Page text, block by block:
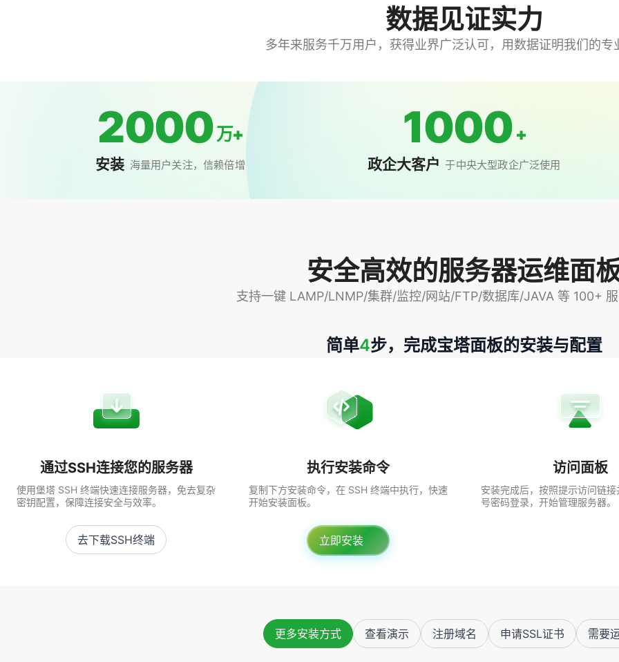
数据见证实力
多年来服务千万用户，获得业界广泛认可，用数据证明我们的专
2000万+
安装 海量用户关注，信赖倍增
1000 +
政企大客户 于中央大型政企广泛使用
安全高效的服务器运维面
支持一键 LAMP/LNMP/集群/监控/网站/FTP/数据库/JAVA 等 100+
简单4步，完成宝塔面板的安装与配置
通过SSH连接您的服务器
使用堡塔 SSH 终端快速连接服务器，免去复杂
密钥配置，保障连接安全与效率。
去下载SSH终端
执行安装命令
复制下方安装命令，在 SSH 终端中执行，快速
开始安装面板。
立即安装
访问面板
安装完成后，按照提示访问链
号密码登录，开始管理服务器。
更多安装方式 查看演示 注册域名 申请SSL证书 需要